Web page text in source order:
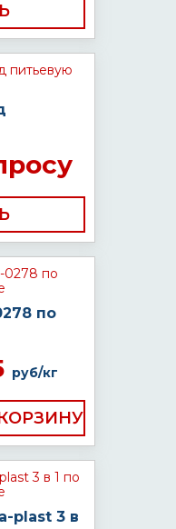
по
руб/кг
plast 3 в